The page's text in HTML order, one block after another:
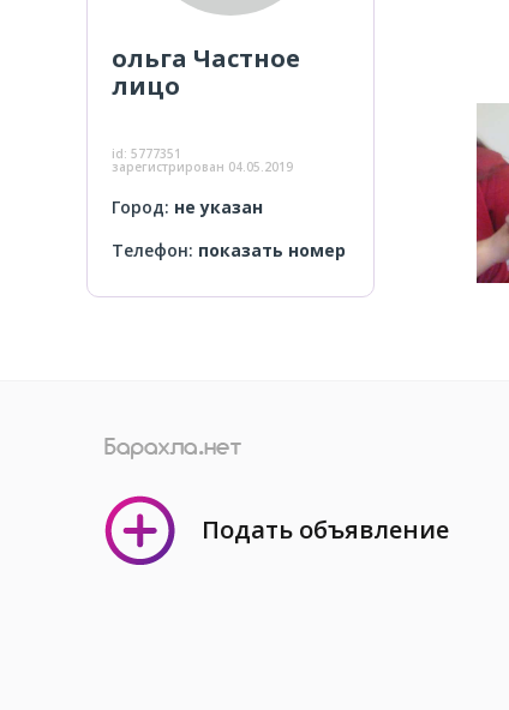
ольга Частное
лицо
id: 5777351
зарегистрирован 04.05.2019
Город: не указан
Телефон: показать номер
Подать объявление